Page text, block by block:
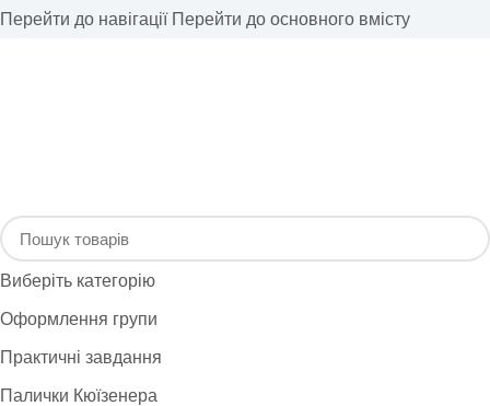
Перейти до навігації Перейти до основного вмісту
Виберіть категорію
Оформлення групи
Практичні завдання
Палички Кюїзенера